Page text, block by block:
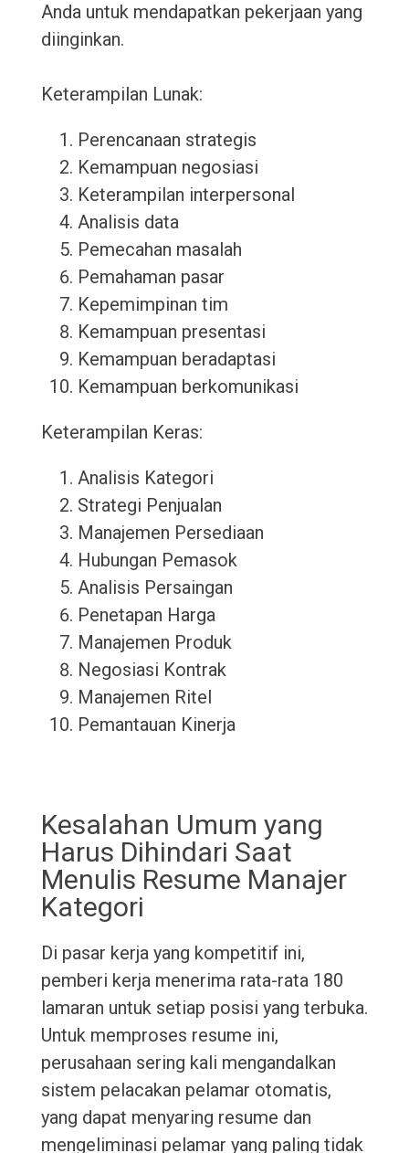
Anda untuk mendapatkan pekerjaan yang
diinginkan.
Keterampilan Lunak:
Perencanaan strategis
Kemampuan negosiasi
Keterampilan interpersonal
Analisis data
Pemecahan masalah
Pemahaman pasar
Kepemimpinan tim
Kemampuan presentasi
Kemampuan beradaptasi
Kemampuan berkomunikasi
Keterampilan Keras:
Analisis Kategori
Strategi Penjualan
Manajemen Persediaan
Hubungan Pemasok
Analisis Persaingan
Penetapan Harga
Manajemen Produk
Negosiasi Kontrak
Manajemen Ritel
Pemantauan Kinerja
Kesalahan Umum yang
Harus Dihindari Saat
Menulis Resume Manajer
Kategori
Di pasar kerja yang kompetitif ini,
pemberi kerja menerima rata-rata 180
lamaran untuk setiap posisi yang terbuka.
Untuk memproses resume ini,
perusahaan sering kali mengandalkan
sistem pelacakan pelamar otomatis,
yang dapat menyaring resume dan
mengeliminasi pelamar yang paling tidak